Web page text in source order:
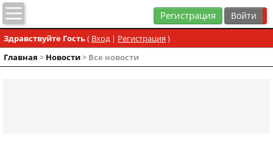
Регистрация
Здравствуйте Гость( Вход| Регистрация )
Главная > Новости> Все новости